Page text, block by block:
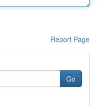
Report Page
Go